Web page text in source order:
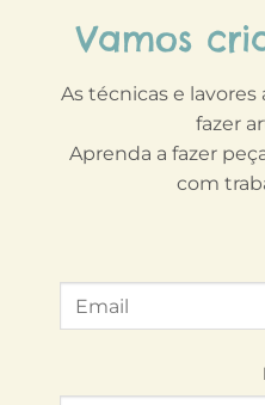
Vamos
As técnicas e
fazer
Aprenda a fazer
com